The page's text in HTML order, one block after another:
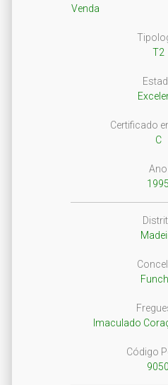
Venda
T2
Certificado
C
Ano
1995
Imaculado
Código
9050